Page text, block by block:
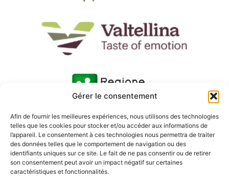
Gérer le consentement
Afin de fournir les meilleures expériences, nous utilisons des technologies
telles que les cookies pour stocker et/ou accéder aux informations de
l’appareil. Le consentement à ces technologies nous permettra de traiter
des données telles que le comportement de navigation ou des
identifiants uniques sur ce site. Le fait de ne pas consentir ou de retirer
son consentement peut avoir un impact négatif sur certaines
caractéristiques et fonctionnalités.